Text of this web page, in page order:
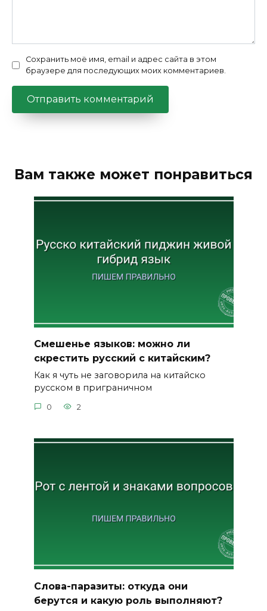
Сохранить моё имя, email и адрес сайта в этом
браузере для последующих моих комментариев.
Вам также может понравиться
Смешенье языков: можно ли
скрестить русский с китайским?
Как я чуть не заговорила на китайско
русском в приграничном
0 2
Слова-паразиты: откуда они
берутся и какую роль выполняют?